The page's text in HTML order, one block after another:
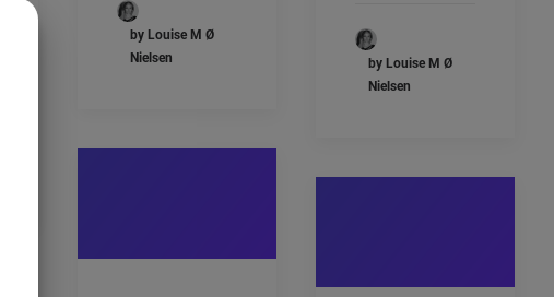
by Louise M Ø
Nielsen
by Louise M Ø
Nielsen